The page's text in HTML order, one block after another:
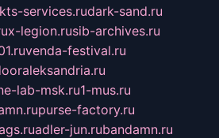
kts-services.rudark-sand.ru
x-legion.rusib-archives.ru
venda-festival.ru
lab-msk.ru1-mus.ru
purse-factory.ru
adler-jun.rubandamn.ru